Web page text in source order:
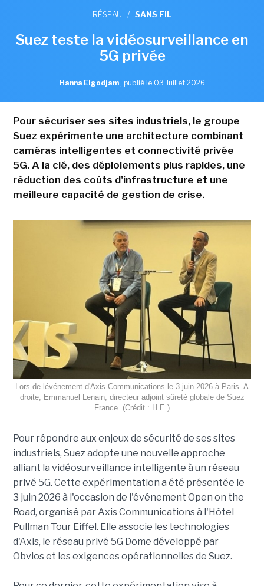
RÉSEAU / SANS FIL
Suez teste la vidéosurveillance en
5G privée
Hanna Elgodjam , publié le 03 Juillet 2026
Pour sécuriser ses sites industriels, le groupe
Suez expérimente une architecture combinant
caméras intelligentes et connectivité privée
5G. A la clé, des déploiements plus rapides, une
réduction des coûts d'infrastructure et une
meilleure capacité de gestion de crise.
Lors de lévénement d'Axis Communications le 3 juin 2026 à Paris. A
droite, Emmanuel Lenain, directeur adjoint sûreté globale de Suez
France. (Crédit : H.E.)
Pour répondre aux enjeux de sécurité de ses sites
industriels, Suez adopte une nouvelle approche
alliant la vidéosurveillance intelligente à un réseau
privé 5G. Cette expérimentation a été présentée le
3 juin 2026 à l'occasion de l'événement Open on the
Road, organisé par Axis Communications à l'Hôtel
Pullman Tour Eiffel. Elle associe les technologies
d'Axis, le réseau privé 5G Dome développé par
Obvios et les exigences opérationnelles de Suez.